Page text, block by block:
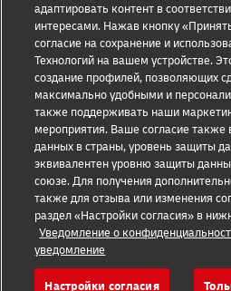
Правовое уведомление
Условия использования
Уведомление о
Дополнительная информация
Настройки файлов cookie
Подпишитесь на нас
адаптировать контент в
интересами. Нажав кнопку
согласие на сохранение и
Технологий на вашем устройстве.
создание профилей, позволяющих
максимально удобными и
также поддерживать наши
мероприятия. Ваше согласие также
данных в страны, уровень защиты
эквивалентен уровню защиты
союзе. Для получения
также для отзыва или изменения
раздел «Настройки согласия» в
Уведомление о
уведомление
Настройки согласия